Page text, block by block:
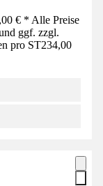
€ * Alle Preise
ggf. zzgl.
pro ST234,00